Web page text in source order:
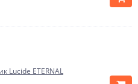
Lucide ETERNAL